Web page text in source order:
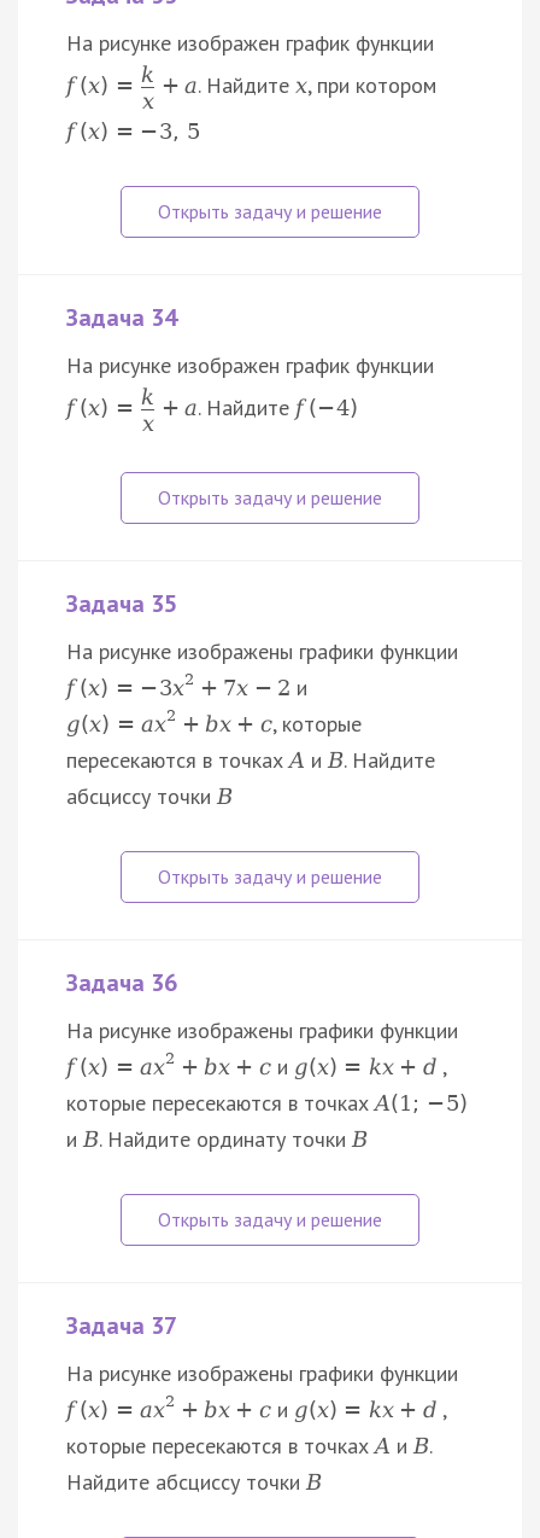
На рисунке изображен график функции
f (x) = k
x
+ a. Найдите x, при котором
f (x) = −3, 5
Задача 34
На рисунке изображен график функции
f (x) = k
x
+ a. Найдите f (−4)
Задача 35
На рисунке изображены графики функции
f (x) = −3x2 + 7x − 2 и
g(x) = ax2 + bx + c, которые
пересекаются в точках A и B. Найдите
абсциссу точки B
Задача 36
На рисунке изображены графики функции
f (x) = ax2 + bx + cи g(x) = kx + d ,
которые пересекаются в точках A(1 ; −5)
и B. Найдите ординату точки B
Задача 37
На рисунке изображены графики функции
f (x) = ax2 + bx + cи g(x) = kx + d ,
которые пересекаются в точках A и B.
Найдите абсциссу точки B